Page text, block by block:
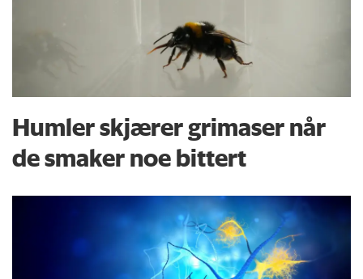
Humler skjærer grimaser når
de smaker noe bittert